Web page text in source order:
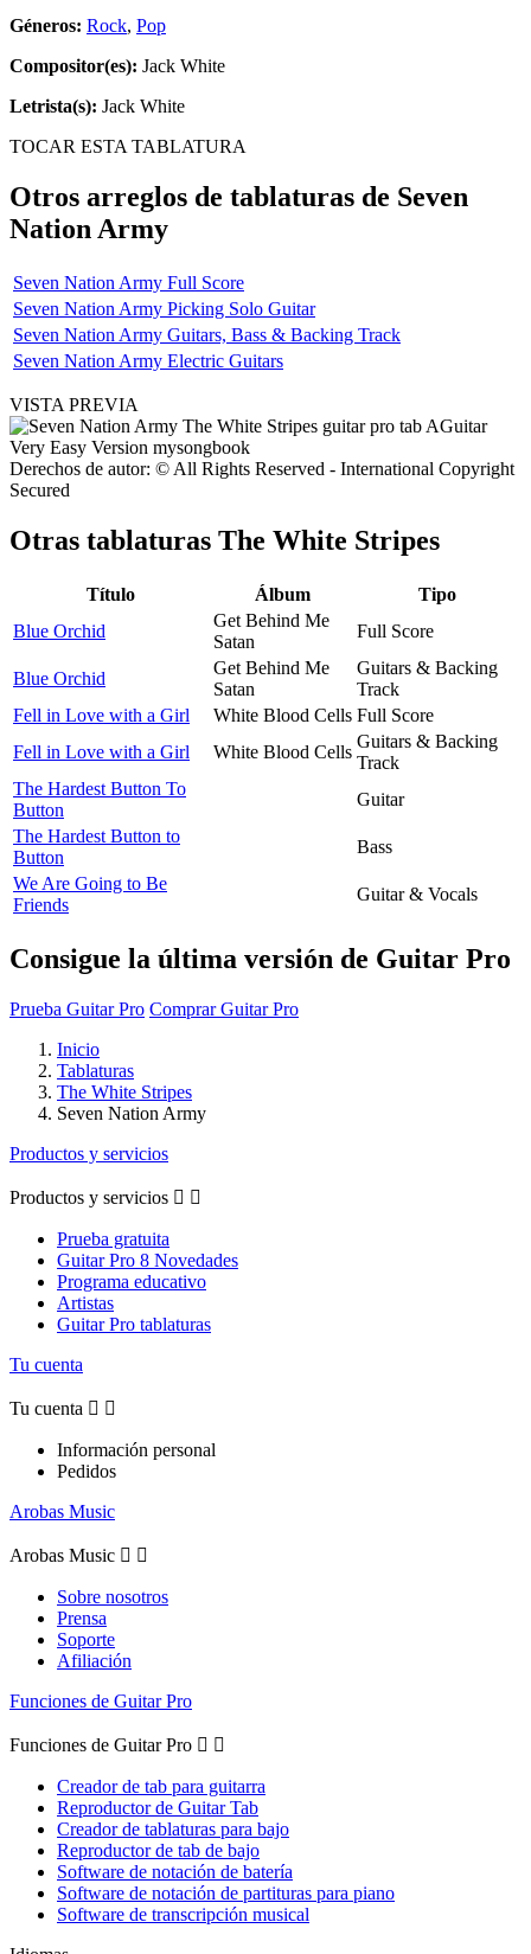
Géneros: Rock, Pop
Compositor(es): Jack White
Letrista(s): Jack White
TOCAR ESTA TABLATURA
Otros arreglos de tablaturas de Seven
Nation Army
Seven Nation Army Full Score
Seven Nation Army Picking Solo Guitar
Seven Nation Army Guitars, Bass & Backing Track
Seven Nation Army Electric Guitars
VISTA PREVIA
Derechos de autor: © All Rights Reserved - International Copyright
Secured
Otras tablaturas The White Stripes
Título Álbum
Tipo
Blue Orchid
Get Behind Me
Satan
Full Score
Blue Orchid
Get Behind Me
Satan
Guitars & Backing
Track
Fell in Love with a Girl
White Blood Cells Full Score
Fell in Love with a Girl
White Blood Cells
Guitars & Backing
Track
The Hardest Button To
Button
Guitar
The Hardest Button to
Button
Bass
We Are Going to Be
Friends
Guitar & Vocals
Consigue la última versión de Guitar Pro
Prueba Guitar Pro Comprar Guitar Pro
Inicio
Tablaturas
The White Stripes
Seven Nation Army
Productos y servicios
Productos y servicios  
Prueba gratuita
Guitar Pro 8 Novedades
Programa educativo
Artistas
Guitar Pro tablaturas
Tu cuenta
Tu cuenta  
Información personal
Pedidos
Arobas Music
Arobas Music  
Sobre nosotros
Prensa
Soporte
Afiliación
Funciones de Guitar Pro
Funciones de Guitar Pro  
Creador de tab para guitarra
Reproductor de Guitar Tab
Creador de tablaturas para bajo
Reproductor de tab de bajo
Software de notación de batería
Software de notación de partituras para piano
Software de transcripción musical